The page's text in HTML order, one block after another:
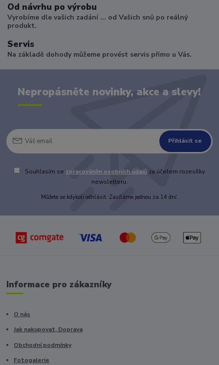
Od návrhu po výrobu
Vyrobíme dle vašich zadání ... od Vašich snů po reálný
produkt.
Servis
Na základě dohody můžeme provést servis přímo u Vás.
Nepropásněte novinky, akce a slevy!
Přihlásit se
Souhlasím se zpracováním osobních údajů za účelem rozesílky
newsletteru.
Můžete se kdykoli odhlásit. Zasíláme jednou za 14 dní.
Informace pro zákazníky
O nás
Jak nakupovat, Doprava
Obchodní podmínky
Fotogalerie